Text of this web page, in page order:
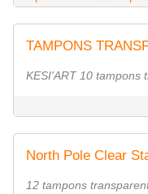
TAMPONS
KESI'ART 10 tampons
North Pole Clear
12 tampons